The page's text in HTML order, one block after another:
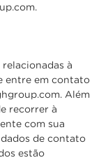
à
entre em contato
Além
recorrer à
com sua
de contato
estão